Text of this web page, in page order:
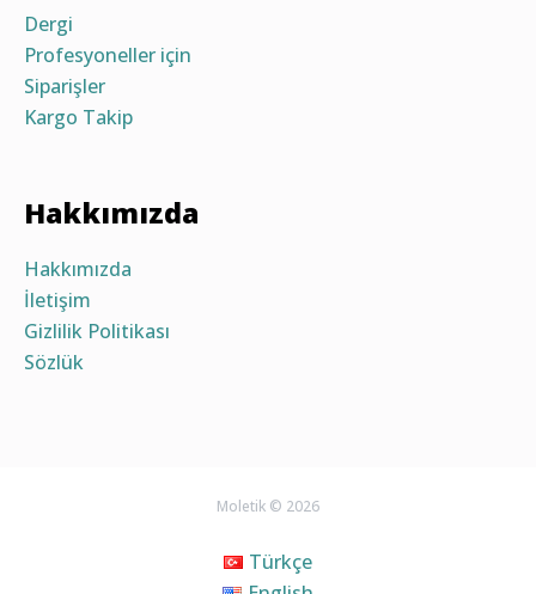
Dergi
Profesyoneller için
Siparişler
Kargo Takip
Hakkımızda
Hakkımızda
İletişim
Gizlilik Politikası
Sözlük
Moletik © 2026
Türkçe